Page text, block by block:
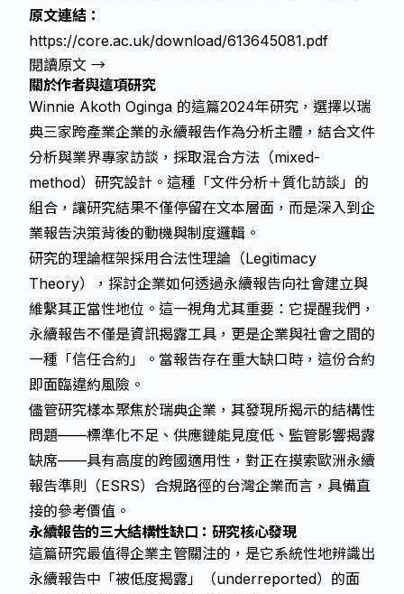
原文連結：
https://core.ac.uk/download/613645081.pdf
閱讀原文 →
關於作者與這項研究
Winnie Akoth Oginga 的這篇2024年研究，選擇以瑞
典三家跨產業企業的永續報告作為分析主體，結合文件
分析與業界專家訪談，採取混合方法（mixed-
method）研究設計。這種「文件分析＋質化訪談」的
組合，讓研究結果不僅停留在文本層面，而是深入到企
業報告決策背後的動機與制度邏輯。
研究的理論框架採用合法性理論（Legitimacy
Theory），探討企業如何透過永續報告向社會建立與
維繫其正當性地位。這一視角尤其重要：它提醒我們，
永續報告不僅是資訊揭露工具，更是企業與社會之間的
一種「信任合約」。當報告存在重大缺口時，這份合約
即面臨違約風險。
儘管研究樣本聚焦於瑞典企業，其發現所揭示的結構性
問題——標準化不足、供應鏈能見度低、監管影響揭露
缺席——具有高度的跨國適用性，對正在摸索歐洲永續
報告準則 （ESRS）合規路徑的台灣企業而言，具備直
接的參考價值。
永續報告的三大結構性缺口：研究核心發現
這篇研究最值得企業主管關注的，是它系統性地辨識出
永續報告中「被低度揭露」（underreported）的面